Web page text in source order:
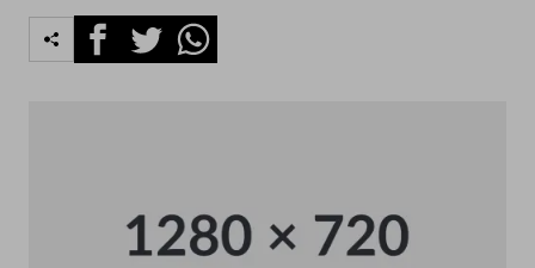
FacebookTwitterWhatsapp